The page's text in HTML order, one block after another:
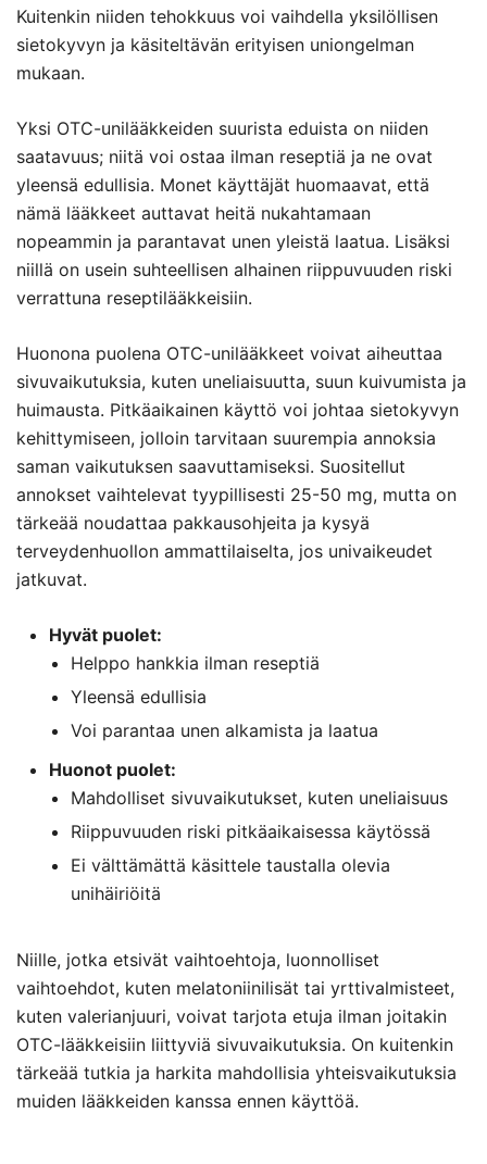
Kuitenkin niiden tehokkuus voi vaihdella yksilöllisen
sietokyvyn ja käsiteltävän erityisen uniongelman
mukaan.
Yksi OTC-unilääkkeiden suurista eduista on niiden
saatavuus; niitä voi ostaa ilman reseptiä ja ne ovat
yleensä edullisia. Monet käyttäjät huomaavat, että
nämä lääkkeet auttavat heitä nukahtamaan
nopeammin ja parantavat unen yleistä laatua. Lisäksi
niillä on usein suhteellisen alhainen riippuvuuden riski
verrattuna reseptilääkkeisiin.
Huonona puolena OTC-unilääkkeet voivat aiheuttaa
sivuvaikutuksia, kuten uneliaisuutta, suun kuivumista ja
huimausta. Pitkäaikainen käyttö voi johtaa sietokyvyn
kehittymiseen, jolloin tarvitaan suurempia annoksia
saman vaikutuksen saavuttamiseksi. Suositellut
annokset vaihtelevat tyypillisesti 25-50 mg, mutta on
tärkeää noudattaa pakkausohjeita ja kysyä
terveydenhuollon ammattilaiselta, jos univaikeudet
jatkuvat.
Hyvät puolet:
Helppo hankkia ilman reseptiä
Yleensä edullisia
Voi parantaa unen alkamista ja laatua
Huonot puolet:
Mahdolliset sivuvaikutukset, kuten uneliaisuus
Riippuvuuden riski pitkäaikaisessa käytössä
Ei välttämättä käsittele taustalla olevia
unihäiriöitä
Niille, jotka etsivät vaihtoehtoja, luonnolliset
vaihtoehdot, kuten melatoniinilisät tai yrttivalmisteet,
kuten valerianjuuri, voivat tarjota etuja ilman joitakin
OTC-lääkkeisiin liittyviä sivuvaikutuksia. On kuitenkin
tärkeää tutkia ja harkita mahdollisia yhteisvaikutuksia
muiden lääkkeiden kanssa ennen käyttöä.